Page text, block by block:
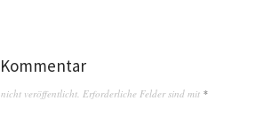
veröffentlicht. Erforderliche Felder sind mit *